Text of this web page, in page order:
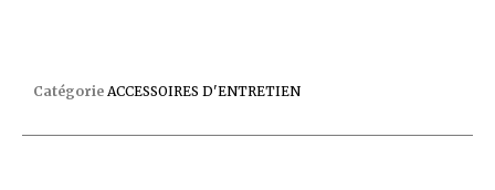
Catégorie ACCESSOIRES D'ENTRETIEN